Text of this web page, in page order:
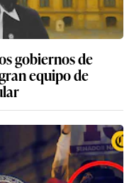
gobiernos de
equipo de